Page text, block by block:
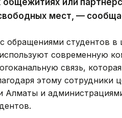
или
мест, —
обращениями студентов в
современную
связь,
этому сотрудники
Алматы и